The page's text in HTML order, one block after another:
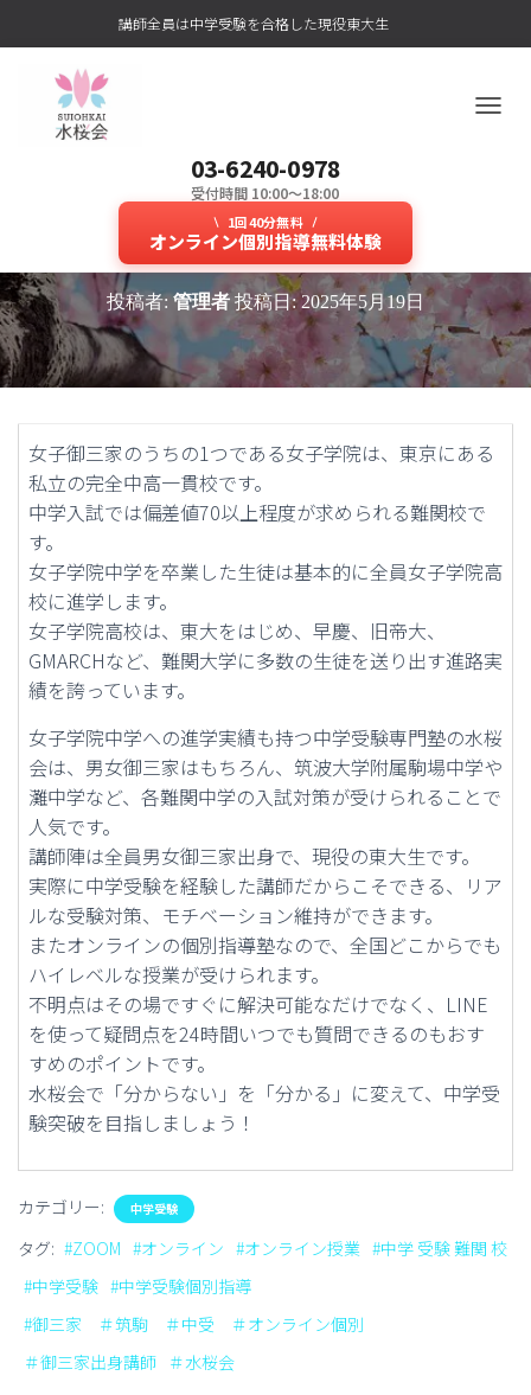
講師全員は中学受験を合格した現役東大生
03-6240-0978
受付時間 10:00～18:00
1回40分無料
オンライン個別指導無料体験
を
切
り
替
え
女子学院への進学実績もある？人
気の中学受験専門塾！
投稿者: 管理者 投稿日:2025年5月19日
女子御三家のうちの1つである女子学院は、東京にある
私立の完全中高一貫校です。
中学入試では偏差値70以上程度が求められる難関校で
す。
女子学院中学を卒業した生徒は基本的に全員女子学院高
校に進学します。
女子学院高校は、東大をはじめ、早慶、旧帝大、
GMARCHなど、難関大学に多数の生徒を送り出す進路実
績を誇っています。
女子学院中学への進学実績も持つ中学受験専門塾の水桜
会は、男女御三家はもちろん、筑波大学附属駒場中学や
灘中学など、各難関中学の入試対策が受けられることで
人気です。
講師陣は全員男女御三家出身で、現役の東大生です。
実際に中学受験を経験した講師だからこそできる、リア
ルな受験対策、モチベーション維持ができます。
またオンラインの個別指導塾なので、全国どこからでも
ハイレベルな授業が受けられます。
不明点はその場ですぐに解決可能なだけでなく、LINE
を使って疑問点を24時間いつでも質問できるのもおす
すめのポイントです。
水桜会で「分からない」を「分かる」に変えて、中学受
験突破を目指しましょう！
カテゴリー: 中学受験
タグ: #ZOOM #オンライン #オンライン授業 #中学 受験 難関 校
#中学受験 #中学受験個別指導
#御三家 ＃筑駒 ＃中受 ＃オンライン個別
＃御三家出身講師 ＃水桜会